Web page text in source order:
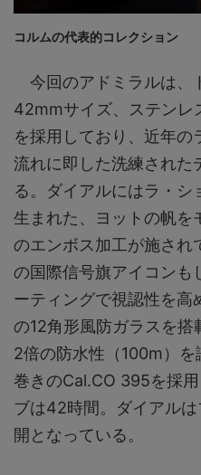
コルムの代表的コレクション
今回のアドミラルは、
42mmサイズ、ステンレ
を採用しており、近年の
流れに即した洗練された
る。ダイアルにはラ・
生まれた、ヨットの帆を
のエンボス加工が施され
の国際信号旗アイコンも
ーティングで視認性を高
の12角形風防ガラスを
2倍の防水性（100m）
巻きのCal.CO 395を採
ブは42時間。ダイアル
開となっている。